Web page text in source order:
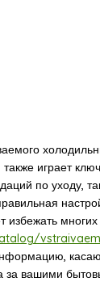
играет
по уходу,
избежать
за вашими